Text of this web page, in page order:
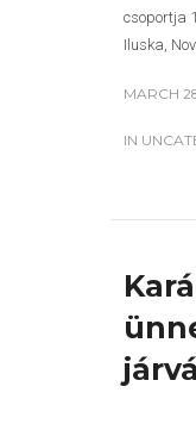
csoportja
Iluska,
MARCH
IN